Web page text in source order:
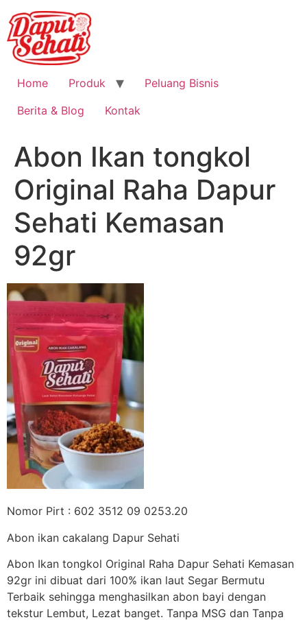
Home Produk
Peluang Bisnis
Berita & Blog
Kontak
Abon Ikan tongkol
Original Raha Dapur
Sehati Kemasan
92gr
Nomor Pirt : 602 3512 09 0253.20
Abon ikan cakalang Dapur Sehati
Abon Ikan tongkol Original Raha Dapur Sehati Kemasan
92gr ini dibuat dari 100% ikan laut Segar Bermutu
Terbaik sehingga menghasilkan abon bayi dengan
tekstur Lembut, Lezat banget. Tanpa MSG dan Tanpa